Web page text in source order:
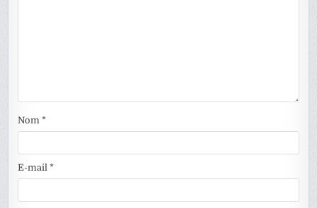
Nom*
E-mail*